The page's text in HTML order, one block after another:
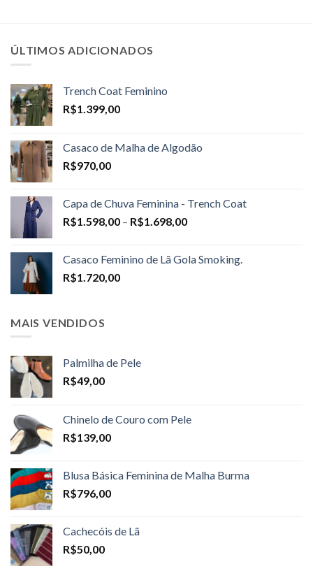
ÚLTIMOS ADICIONADOS
Trench Coat Feminino
R$1.399,00
Casaco de Malha de Algodão
R$970,00
Capa de Chuva Feminina - Trench Coat
R$1.598,00 – R$1.698,00Price
through
Casaco Feminino de Lã Gola Smoking.
R$1.720,00
MAIS VENDIDOS
Palmilha de Pele
R$49,00
Chinelo de Couro com Pele
R$139,00
Blusa Básica Feminina de Malha Burma
R$796,00
Cachecóis de Lã
R$50,00